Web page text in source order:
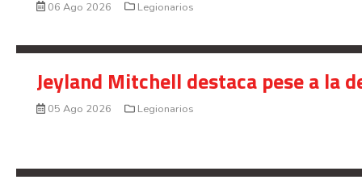
06 Ago 2026 Legionarios
Jeyland Mitchell destaca pese a la
05 Ago 2026 Legionarios